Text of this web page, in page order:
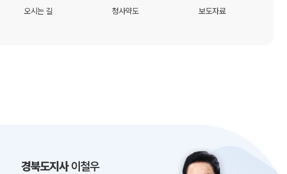
오시는 길 청사약도 보도자료
경북도지사이철우